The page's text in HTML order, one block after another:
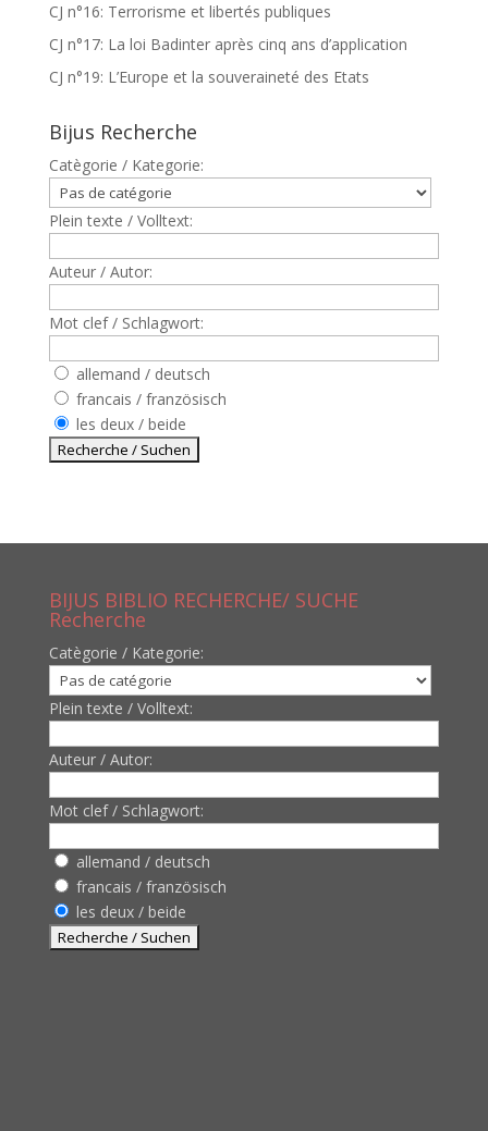
CJ n°16: Terrorisme et libertés publiques
CJ n°17: La loi Badinter après cinq ans d’application
CJ n°19: L’Europe et la souveraineté des Etats
Bijus Recherche
Catègorie / Kategorie:
Plein texte / Volltext:
Auteur / Autor:
Mot clef / Schlagwort:
allemand / deutsch
francais / französisch
les deux / beide
BIJUS BIBLIO RECHERCHE/ SUCHE
Recherche
Catègorie / Kategorie:
Plein texte / Volltext:
Auteur / Autor:
Mot clef / Schlagwort:
allemand / deutsch
francais / französisch
les deux / beide